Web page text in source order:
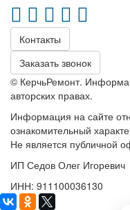
Контакты
Заказать звонок
© КерчьРемонт.
авторских правах.
Информация на сайте
ознакомительный
Не является публичной
ИП Седов Олег Игоревич
ИНН: 911100036130